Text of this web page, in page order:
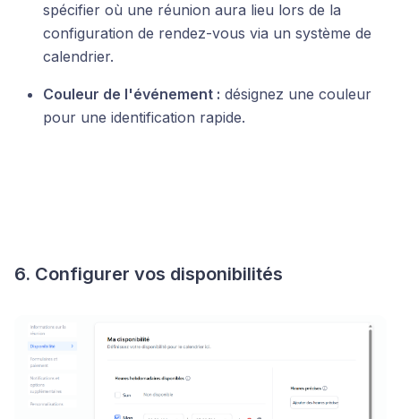
spécifier où une réunion aura lieu lors de la
configuration de rendez-vous via un système de
calendrier.
Couleur de l'événement : désignez une couleur
pour une identification rapide.
6. Configurer vos disponibilités